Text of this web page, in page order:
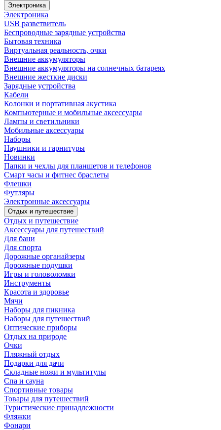
Электроника
Электроника
USB разветвитель
Беспроводные зарядные устройства
Бытовая техника
Виртуальная реальность, очки
Внешние аккумуляторы
Внешние аккумуляторы на солнечных батареях
Внешние жесткие диски
Зарядные устройства
Кабели
Колонки и портативная акустика
Компьютерные и мобильные аксессуары
Лампы и светильники
Мобильные аксессуары
Наборы
Наушники и гарнитуры
Новинки
Папки и чехлы для планшетов и телефонов
Смарт часы и фитнес браслеты
Флешки
Футляры
Электронные аксессуары
Отдых и путешествие
Отдых и путешествие
Аксессуары для путешествий
Для бани
Для спорта
Дорожные органайзеры
Дорожные подушки
Игры и головоломки
Инструменты
Красота и здоровье
Мячи
Наборы для пикника
Наборы для путешествий
Оптические приборы
Отдых на природе
Очки
Пляжный отдых
Подарки для дачи
Складные ножи и мультитулы
Спа и сауна
Спортивные товары
Товары для путешествий
Туристические принадлежности
Фляжки
Фонари